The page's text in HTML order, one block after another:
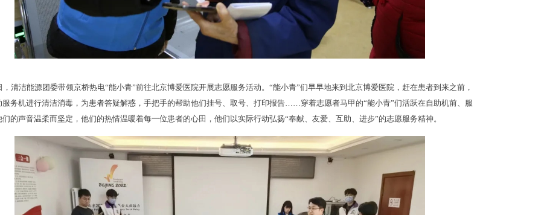
，清洁能源团委带领京桥热电“能小青”前往北京博爱医院开展志愿服务活动。“能小青”们早早地来到北京博爱医院，赶在患者到来之前，
服务机进行清洁消毒，为患者答疑解惑，手把手的帮助他们挂号、取号、打印报告……穿着志愿者马甲的“能小青”们活跃在自助机前、服
的声音温柔而坚定，他们的热情温暖着每一位患者的心田，他们以实际行动弘扬“奉献、友爱、互助、进步”的志愿服务精神。